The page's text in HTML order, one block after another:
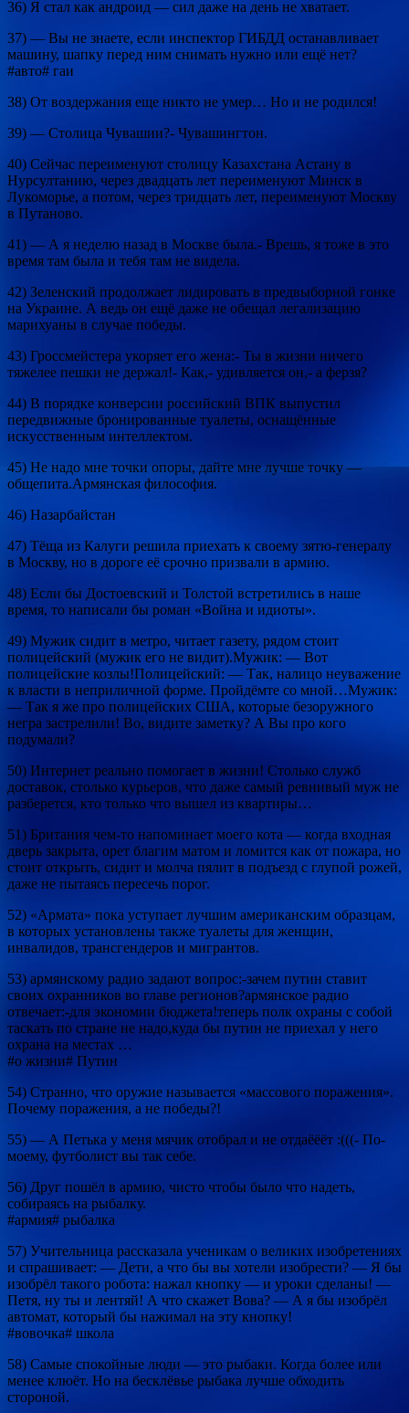
36) Я стал как андроид — сил даже на день не хватает.
37) — Вы не знаете, если инспектор ГИБДД останавливает
машину, шапку перед ним снимать нужно или ещё нет?
#авто# гаи
38) От воздержания еще никто не умер… Но и не родился!
39) — Столица Чувашии?- Чувашингтон.
40) Сейчас переименуют столицу Казахстана Астану в
Нурсултанию, через двадцать лет переименуют Минск в
Лукоморье, а потом, через тридцать лет, переименуют Москву
в Путаново.
41) — А я неделю назад в Москве была.- Врешь, я тоже в это
время там была и тебя там не видела.
42) Зеленский продолжает лидировать в предвыборной гонке
на Украине. А ведь он ещё даже не обещал легализацию
марихуаны в случае победы.
43) Гроссмейстера укоряет его жена:- Ты в жизни ничего
тяжелее пешки не держал!- Как,- удивляется он,- а ферзя?
44) В порядке конверсии российский ВПК выпустил
передвижные бронированные туалеты, оснащённые
искусственным интеллектом.
45) Не надо мне точки опоры, дайте мне лучше точку —
общепита.Армянская философия.
46) Назарбайстан
47) Тёща из Калуги решила приехать к своему зятю-генералу
в Москву, но в дороге её срочно призвали в армию.
48) Если бы Достоевский и Толстой встретились в наше
время, то написали бы роман «Война и идиоты».
49) Мужик сидит в метро, читает газету, рядом стоит
полицейский (мужик его не видит).Мужик: — Вот
полицейские козлы!Полицейский: — Так, налицо неуважение
к власти в неприличной форме. Пройдёмте со мной…Мужик:
— Так я же про полицейских США, которые безоружного
негра застрелили! Во, видите заметку? А Вы про кого
подумали?
50) Интернет реально помогает в жизни! Столько служб
доставок, столько курьеров, что даже самый ревнивый муж не
разберется, кто только что вышел из квартиры…
51) Британия чем-то напоминает моего кота — когда входная
дверь закрыта, орет благим матом и ломится как от пожара, но
стоит открыть, сидит и молча пялит в подъезд с глупой рожей,
даже не пытаясь пересечь порог.
52) «Армата» пока уступает лучшим американским образцам,
в которых установлены также туалеты для женщин,
инвалидов, трансгендеров и мигрантов.
53) армянскому радио задают вопрос:-зачем путин ставит
своих охранников во главе регионов?армянское радио
отвечает:-для экономии бюджета!теперь полк охраны с собой
таскать по стране не надо,куда бы путин не приехал у него
охрана на местах …
#о жизни# Путин
54) Странно, что оружие называется «массового поражения».
Почему поражения, а не победы?!
55) — А Петька у меня мячик отобрал и не отдаёёёт :(((- По-
моему, футболист вы так себе.
56) Друг пошёл в армию, чисто чтобы было что надеть,
собираясь на рыбалку.
#армия# рыбалка
57) Учительница рассказала ученикам о великих изобретениях
и спрашивает: — Дети, а что бы вы хотели изобрести? — Я бы
изобрёл такого робота: нажал кнопку — и уроки сделаны! —
Петя, ну ты и лентяй! А что скажет Вова? — А я бы изобрёл
автомат, который бы нажимал на эту кнопку!
#вовочка# школа
58) Самые спокойные люди — это рыбаки. Когда более или
менее клюёт. Но на бесклёвье рыбака лучше обходить
стороной.